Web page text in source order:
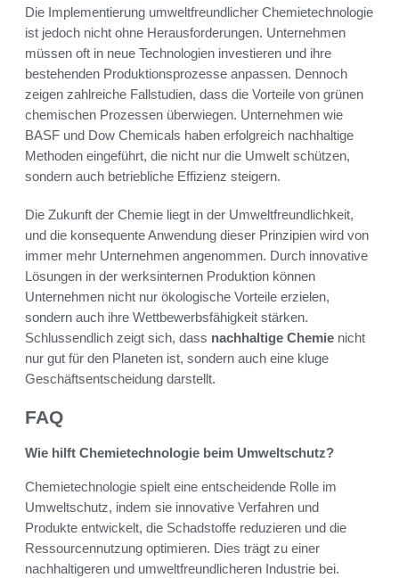
Die Implementierung umweltfreundlicher Chemietechnologie
ist jedoch nicht ohne Herausforderungen. Unternehmen
müssen oft in neue Technologien investieren und ihre
bestehenden Produktionsprozesse anpassen. Dennoch
zeigen zahlreiche Fallstudien, dass die Vorteile von grünen
chemischen Prozessen überwiegen. Unternehmen wie
BASF und Dow Chemicals haben erfolgreich nachhaltige
Methoden eingeführt, die nicht nur die Umwelt schützen,
sondern auch betriebliche Effizienz steigern.
Die Zukunft der Chemie liegt in der Umweltfreundlichkeit,
und die konsequente Anwendung dieser Prinzipien wird von
immer mehr Unternehmen angenommen. Durch innovative
Lösungen in der werksinternen Produktion können
Unternehmen nicht nur ökologische Vorteile erzielen,
sondern auch ihre Wettbewerbsfähigkeit stärken.
Schlussendlich zeigt sich, dass nachhaltige Chemie nicht
nur gut für den Planeten ist, sondern auch eine kluge
Geschäftsentscheidung darstellt.
FAQ
Wie hilft Chemietechnologie beim Umweltschutz?
Chemietechnologie spielt eine entscheidende Rolle im
Umweltschutz, indem sie innovative Verfahren und
Produkte entwickelt, die Schadstoffe reduzieren und die
Ressourcennutzung optimieren. Dies trägt zu einer
nachhaltigeren und umweltfreundlicheren Industrie bei.